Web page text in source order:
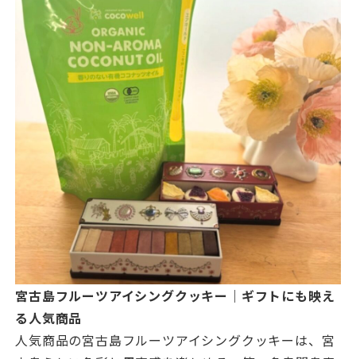
宮古島フルーツアイシングクッキー｜ギフトにも映え
る人気商品
人気商品の宮古島フルーツアイシングクッキーは、宮